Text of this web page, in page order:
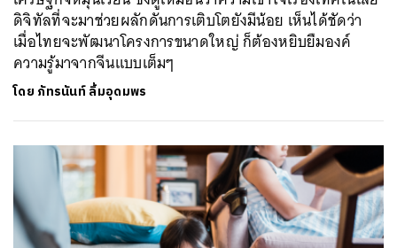
ดิจิทัลที่จะมาช่วยผลักดันการเติบโตยังมีน้อย เห็นได้ชัดว่า
เมื่อไทยจะพัฒนาโครงการขนาดใหญ่ ก็ต้องหยิบยืมองค์
ความรู้มาจากจีนแบบเต็มๆ
โดย ภัทรนันท์ ลิ้มอุดมพร